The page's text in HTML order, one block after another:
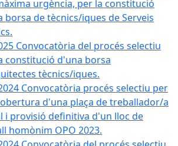
urgència, per la constitució
borsa de tècnics/iques de Serveis
Convocatòria del procés selectiu
constitució d'una borsa
tècnics/iques.
Convocatòria procés selectiu per
d'una plaça de treballador/a
i provisió definitiva d'un lloc de
homònim OPO 2023.